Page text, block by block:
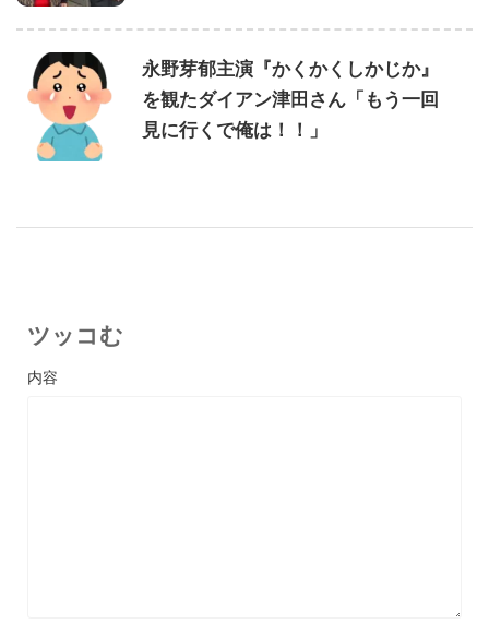
永野芽郁主演『かくかくしかじか』
を観たダイアン津田さん「もう一回
見に行くで俺は！！」
ツッコむ